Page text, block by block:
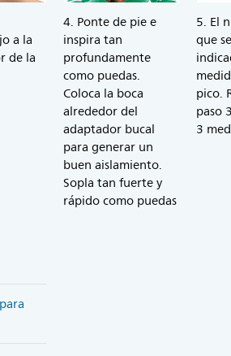
a la
de la
4. Ponte de pie e
inspira tan
profundamente
como puedas.
Coloca la boca
alrededor del
adaptador bucal
para generar un
buen aislamiento.
Sopla tan fuerte y
rápido como puedas
5. El
que
pico.
paso
3